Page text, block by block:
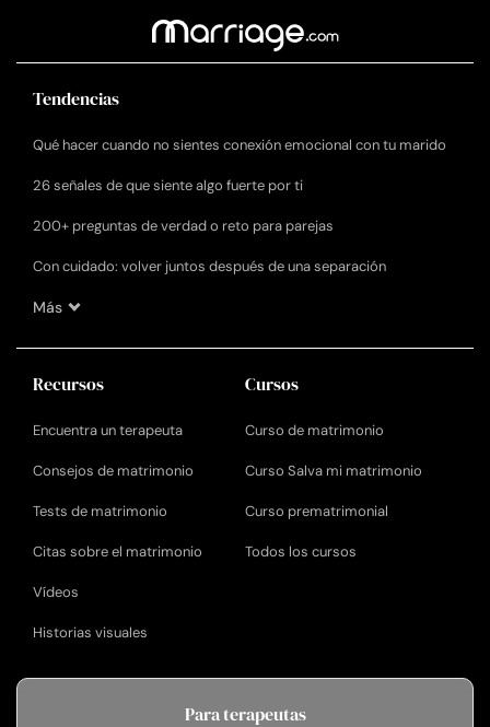
Tendencias
Qué hacer cuando no sientes conexión emocional con tu marido
26 señales de que siente algo fuerte por ti
200+ preguntas de verdad o reto para parejas
Con cuidado: volver juntos después de una separación
Más
Recursos
Encuentra un terapeuta
Consejos de matrimonio
Tests de matrimonio
Citas sobre el matrimonio
Vídeos
Historias visuales
Cursos
Curso de matrimonio
Curso Salva mi matrimonio
Curso prematrimonial
Todos los cursos
Para terapeutas